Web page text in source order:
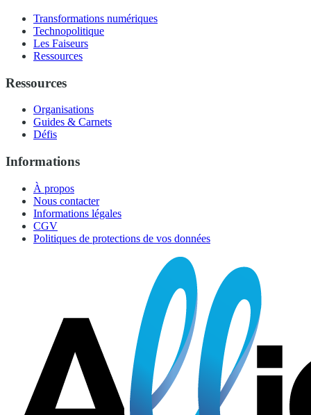
Transformations numériques
Technopolitique
Les Faiseurs
Ressources
Ressources
Organisations
Guides & Carnets
Défis
Informations
À propos
Nous contacter
Informations légales
CGV
Politiques de protections de vos données